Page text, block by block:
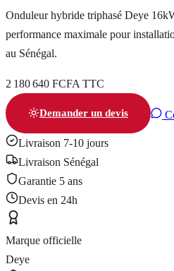
Onduleur hybride triphasé Deye
performance maximale pour
au Sénégal.
2 180 640 FCFA TTC
Demander un devis
Livraison 7-10 jours
Livraison Sénégal
Garantie 5 ans
Devis en 24h
Marque officielle
Deye